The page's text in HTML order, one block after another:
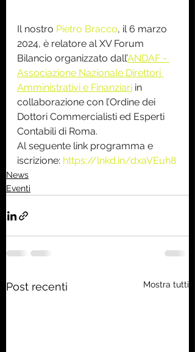
Il nostro Pietro Bracco, il 6 marzo
2024, è relatore al XV Forum
Bilancio organizzato dall’ANDAF -
Associazione Nazionale Direttori
Amministrativi e Finanziari in
collaborazione con l’Ordine dei
Dottori Commercialisti ed Esperti
Contabili di Roma.
Al seguente link programma e
iscrizione: https://lnkd.in/dxaVEuh8
News
Eventi
Post recenti Mostra tutti